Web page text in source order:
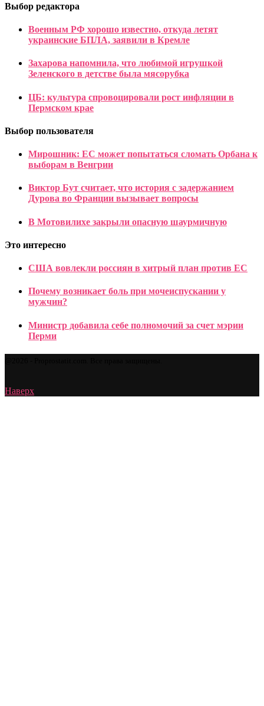
Выбор редактора
Военным РФ хорошо известно, откуда летят
украинские БПЛА, заявили в Кремле
Захарова напомнила, что любимой игрушкой
Зеленского в детстве была мясорубка
ЦБ: культура спровоцировали рост инфляции в
Пермском крае
Выбор пользователя
Мирошник: ЕС может попытаться сломать Орбана к
выборам в Венгрии
Виктор Бут считает, что история с задержанием
Дурова во Франции вызывает вопросы
В Мотовилихе закрыли опасную шаурмичную
Это интересно
США вовлекли россиян в хитрый план против ЕС
Почему возникает боль при мочеиспускании у
мужчин?
Министр добавила себе полномочий за счет мэрии
Перми
Наверх